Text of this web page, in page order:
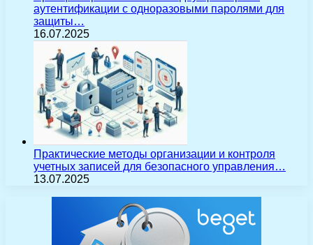
аутентификации с одноразовыми паролями для
защиты…
16.07.2025
Практические методы организации и контроля
учетных записей для безопасного управления…
13.07.2025